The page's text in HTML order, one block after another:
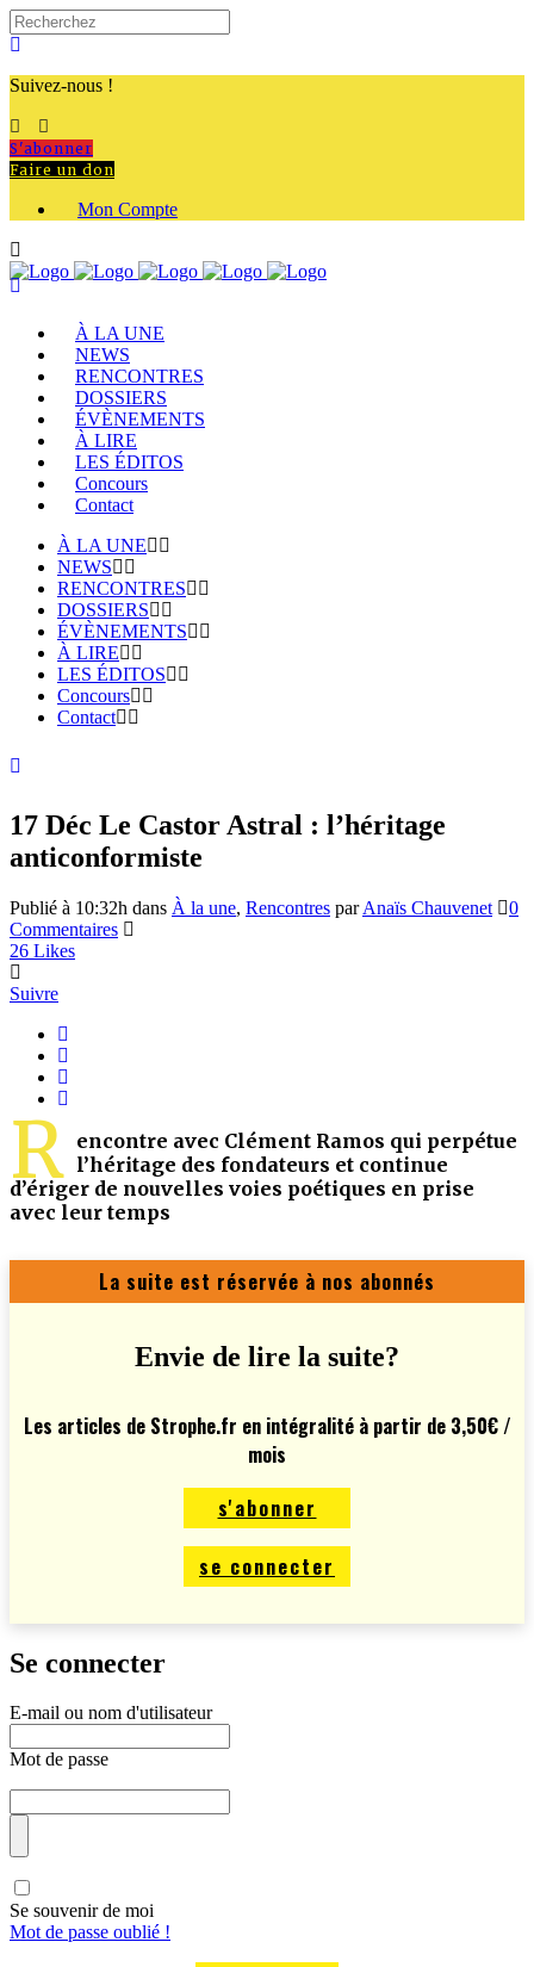
Suivez-nous !
S'abonner
Faire un don
Mon Compte
À LA UNE
NEWS
RENCONTRES
DOSSIERS
ÉVÈNEMENTS
À LIRE
LES ÉDITOS
Concours
Contact
À LA UNE
NEWS
RENCONTRES
DOSSIERS
ÉVÈNEMENTS
À LIRE
LES ÉDITOS
Concours
Contact
17 Déc Le Castor Astral : l’héritage
anticonformiste
Publié à 10:32h dans À la une, Rencontres parAnaïs Chauvenet
0
Commentaires
26 Likes
Suivre
R encontre avec Clément Ramos qui perpétue
l’héritage des fondateurs et continue
d’ériger de nouvelles voies poétiques en prise
avec leur temps
La suite est réservée à nos abonnés
Envie de lire la suite?
Les articles de Strophe.fr en intégralité à partir de 3,50€ /
mois
s'abonner
se connecter
Se connecter
E-mail ou nom d'utilisateur
Mot de passe
Se souvenir de moi
Mot de passe oublié !